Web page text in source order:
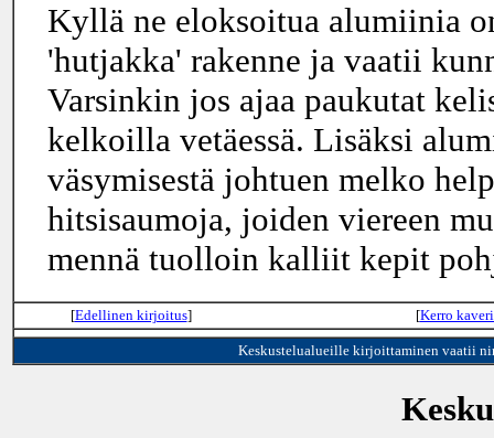
Kyllä ne eloksoitua alumiinia
'hutjakka' rakenne ja vaatii
Varsinkin jos ajaa paukutat
kelkoilla vetäessä. Lisäksi
väsymisestä johtuen melko
hitsisaumoja, joiden viereen
mennä tuolloin kalliit kepit
[Edellinen kirjoitus] [Kerro
Keskustelualueille kirjoittaminen vaatii